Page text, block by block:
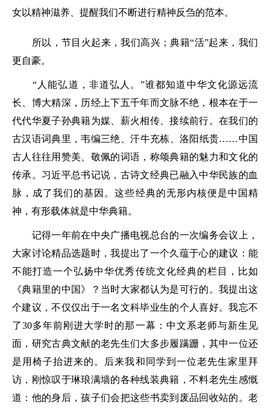
女以精神滋养、提醒我们不断进行精神反刍的范本。
所以，节目火起来，我们高兴；典籍“活”起来，我们
更自豪。
“人能弘道，非道弘人。”谁都知道中华文化源远流
长、博大精深，历经上下五千年而文脉不绝，根本在于一
代代华夏子孙典籍为媒、薪火相传、接续前行。在我们的
古汉语词典里，韦编三绝、汗牛充栋、洛阳纸贵……中国
古人往往用赞美、敬佩的词语，称颂典籍的魅力和文化的
传承。习近平总书记说，古诗文经典已融入中华民族的血
脉，成了我们的基因。这些经典的无形内核便是中国精
神，有形载体就是中华典籍。
记得一年前在中央广播电视总台的一次编务会议上，
大家讨论精品选题时，我提出了一个久蕴于心的建议：能
不能打造一个弘扬中华优秀传统文化经典的栏目，比如
《典籍里的中国》？当时大家都认为是可行的。我提出这
个建议，不仅仅出于一名文科毕业生的个人喜好。我忘不
了30多年前刚进大学时的那一幕：中文系老师与新生见
面，研究古典文献的老先生们大多步履蹒跚，其中一位还
是用椅子抬进来的。后来我和同学到一位老先生家里拜
访，刚惊叹于琳琅满墙的各种线装典籍，不料老先生感慨
道：他的身后，孩子们会把这些书卖到废品回收站的。老